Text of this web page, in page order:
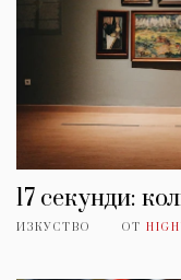
17 секунди:
ИЗКУСТВО ОТ